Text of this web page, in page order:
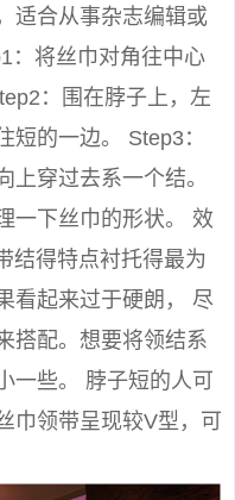
适合从事杂志编辑或
：将丝巾对角往中心
：围在脖子上，左
的一边。 Step3：
上穿过去系一个结。
一下丝巾的形状。 效
结得特点衬托得最为
看起来过于硬朗， 尽
搭配。想要将领结系
一些。 脖子短的人可
巾领带呈现较V型，可